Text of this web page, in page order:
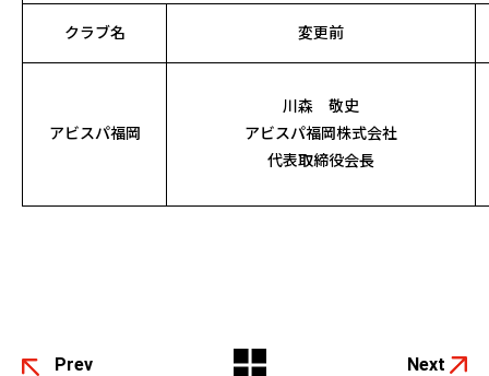
クラブ名 変更前
アビスパ福岡
川森 敬史
アビスパ福岡株式会社
代表取締役会長
Prev Next